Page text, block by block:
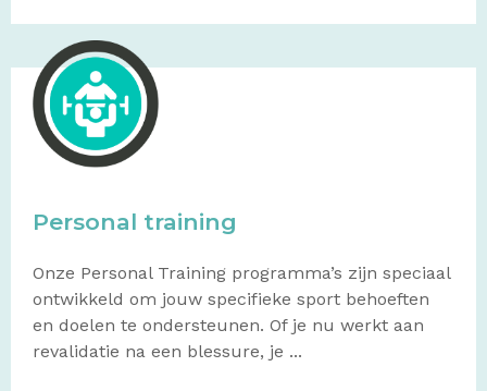
Personal training
Onze Personal Training programma’s zijn speciaal
ontwikkeld om jouw specifieke sport behoeften
en doelen te ondersteunen. Of je nu werkt aan
revalidatie na een blessure, je ...